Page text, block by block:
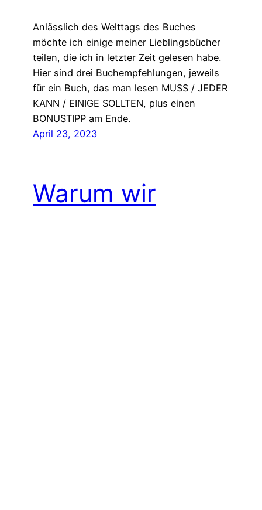
Anlässlich des Welttags des Buches
möchte ich einige meiner Lieblingsbücher
teilen, die ich in letzter Zeit gelesen habe.
Hier sind drei Buchempfehlungen, jeweils
für ein Buch, das man lesen MUSS / JEDER
KANN / EINIGE SOLLTEN, plus einen
BONUSTIPP am Ende.
April 23, 2023
Warum wir